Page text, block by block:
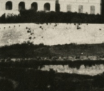
A kép forrását kérjük így adja meg: Fortepan / Budapest Főváros Levéltára. Levéltári jelzet: HU.BFL.XV.19.d.1.22.017